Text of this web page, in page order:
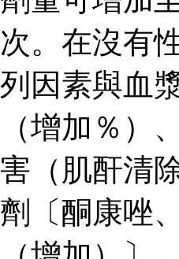
次。在沒有
列因素與血
（增加％）
害（肌酐清
劑〔酮康唑